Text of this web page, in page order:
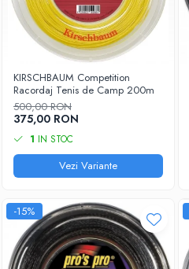
KIRSCHBAUM Competition
Racordaj Tenis de Camp 200m
500,00 RON
375,00 RON
1 IN STOC
Vezi Variante
-15%